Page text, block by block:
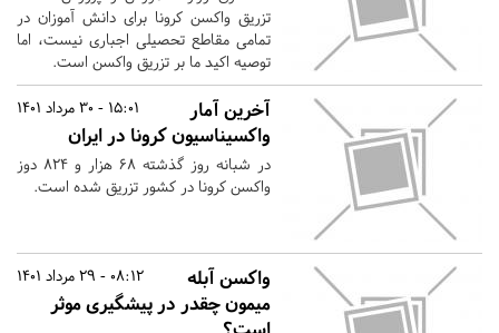
تزریق واکسن کرونا برای دانش آموزان در
تمامی مقاطع تحصیلی اجباری نیست، اما
توصیه اکید ما بر تزریق واکسن است.
15:01 - 30 مرداد 1401
آخرین آمار
واکسیناسیون کرونا در ایران
در شبانه روز گذشته ۶۸ هزار و ۸۲۴ دوز
واکسن کرونا در کشور تزریق شده است.
08:12 - 29 مرداد 1401
واکسن آبله
میمون چقدر در پیشگیری موثر